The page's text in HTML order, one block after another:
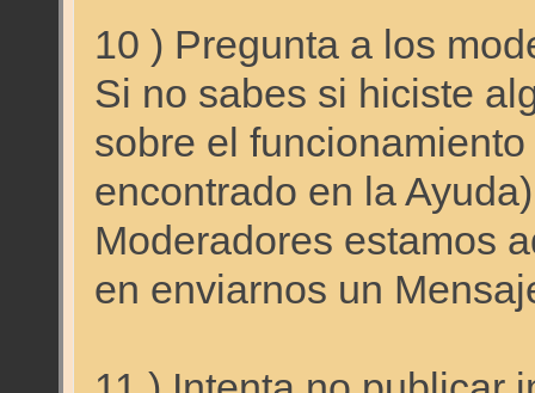
10 ) Pregunta a los
Si no sabes si hiciste
sobre el
encontrado en la
Moderadores estamos
en enviarnos un